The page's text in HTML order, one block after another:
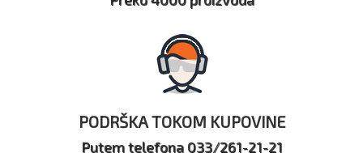
PODRŠKA TOKOM KUPOVINE
Putem telefona 033/261-21-21